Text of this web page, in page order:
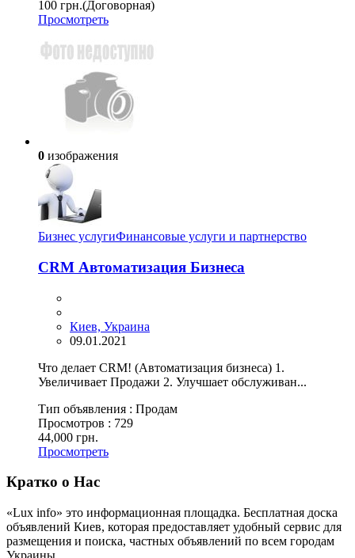
100 грн.(Договорная)
Просмотреть
0 изображения
Бизнес услугиФинансовые услуги и партнерство
CRM Автоматизация Бизнеса
Киев, Украина
09.01.2021
Что делает CRM! (Автоматизация бизнеса) 1.
Увеличивает Продажи 2. Улучшает обслуживан...
Тип объявления : Продам
Просмотров : 729
44,000 грн.
Просмотреть
Кратко о Нас
«Lux info» это информационная площадка. Бесплатная доска
объявлений Киев, которая предоставляет удобный сервис для
размещения и поиска, частных объявлений по всем городам